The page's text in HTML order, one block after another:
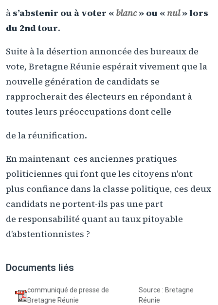
à s’abstenir ou à voter « blanc» ou « nul» lors
du 2nd tour.
Suite à la désertion annoncée des bureaux de
vote, Bretagne Réunie espérait vivement que la
nouvelle génération de candidats se
rapprocherait des électeurs en répondant à
toutes leurs préoccupations dont celle
de la réunification.
En maintenant ces anciennes pratiques
politiciennes qui font que les citoyens n'ont
plus confiance dans la classe politique, ces deux
candidats ne portent-ils pas une part
de responsabilité quant au taux pitoyable
d’abstentionnistes ?
Documents liés
communiqué de presse de
Bretagne Réunie
Source : Bretagne
Réunie